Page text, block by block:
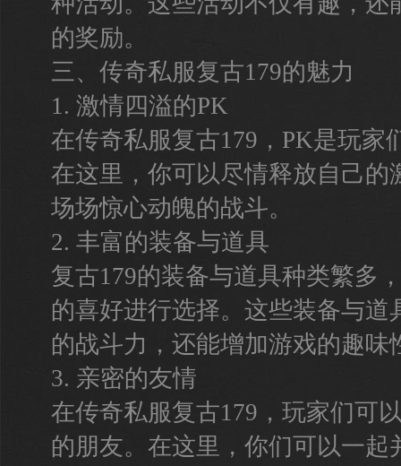
的奖励。
三、传奇私服复古179的魅力
1. 激情四溢的PK
在传奇私服复古179，PK是玩家
在这里，你可以尽情释放自己的
场场惊心动魄的战斗。
2. 丰富的装备与道具
复古179的装备与道具种类繁多
的喜好进行选择。这些装备与道
的战斗力，还能增加游戏的趣味
3. 亲密的友情
在传奇私服复古179，玩家们可
的朋友。在这里，你们可以一起